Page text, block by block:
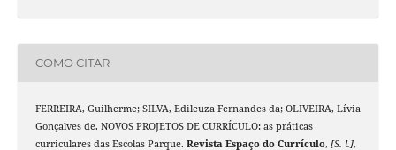
COMO CITAR
FERREIRA, Guilherme; SILVA, Edileuza Fernandes da; OLIVEIRA, Lívia
Gonçalves de. NOVOS PROJETOS DE CURRÍCULO: as práticas
curriculares das Escolas Parque. Revista Espaço do Currículo, [S. l.],